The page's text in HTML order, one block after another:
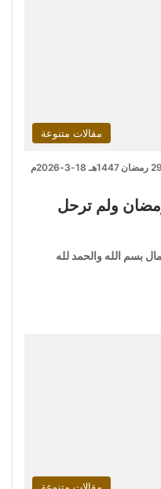
مقالات متنوعة
ولم ترحل
بسم الله والحمد لله